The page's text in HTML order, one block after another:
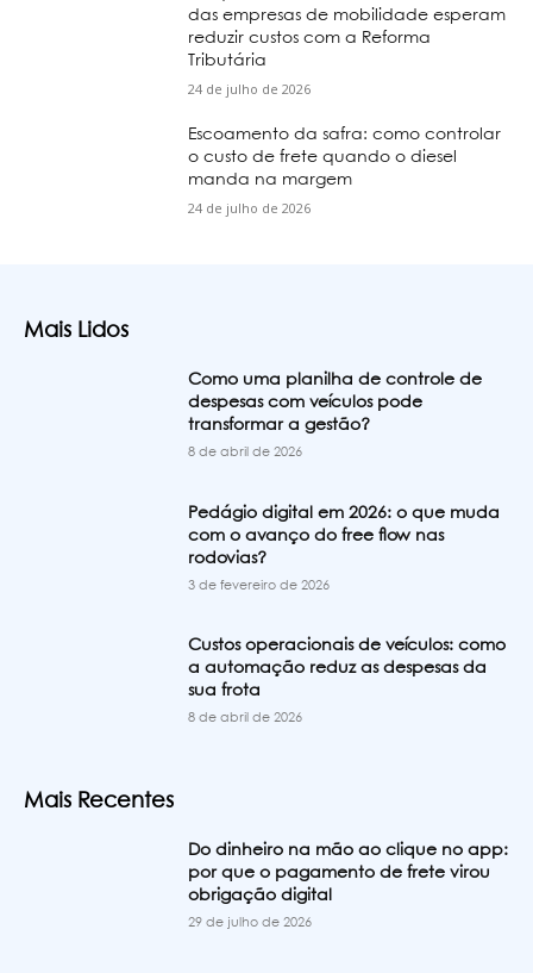
das empresas de mobilidade esperam
reduzir custos com a Reforma
Tributária
24 de julho de 2026
Escoamento da safra: como controlar
o custo de frete quando o diesel
manda na margem
24 de julho de 2026
Mais Lidos
Como uma planilha de controle de
despesas com veículos pode
transformar a gestão?
8 de abril de 2026
Pedágio digital em 2026: o que muda
com o avanço do free flow nas
rodovias?
3 de fevereiro de 2026
Custos operacionais de veículos: como
a automação reduz as despesas da
sua frota
8 de abril de 2026
Mais Recentes
Do dinheiro na mão ao clique no app:
por que o pagamento de frete virou
obrigação digital
29 de julho de 2026